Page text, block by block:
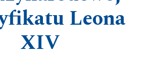
Leona
XIV